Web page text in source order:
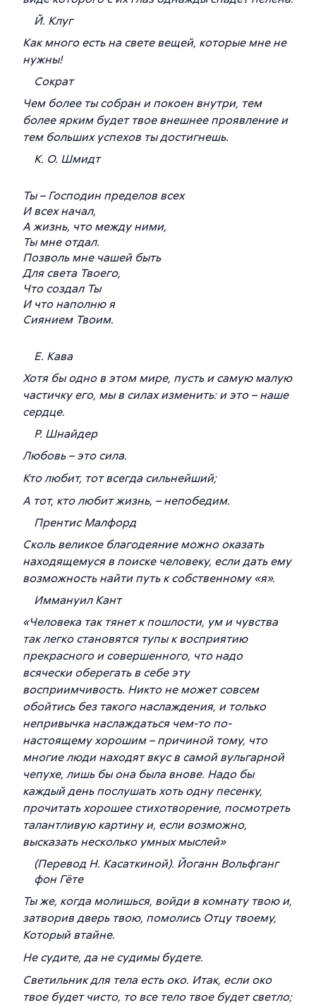
Й. Клуг
Как много есть на свете вещей, которые мне не
нужны!
Сократ
Чем более ты собран и покоен внутри, тем
более ярким будет твое внешнее проявление и
тем больших успехов ты достигнешь.
К. О. Шмидт
Ты – Господин пределов всех
И всех начал,
А жизнь, что между ними,
Ты мне отдал.
Позволь мне чашей быть
Для света Твоего,
Что создал Ты
И что наполню я
Сиянием Твоим.
Е. Кава
Хотя бы одно в этом мире, пусть и самую малую
частичку его, мы в силах изменить: и это – наше
сердце.
Р. Шнайдер
Любовь – это сила.
Кто любит, тот всегда сильнейший;
А тот, кто любит жизнь, – непобедим.
Прентис Малфорд
Сколь великое благодеяние можно оказать
находящемуся в поиске человеку, если дать ему
возможность найти путь к собственному «я».
Иммануил Кант
«Человека так тянет к пошлости, ум и чувства
так легко становятся тупы к восприятию
прекрасного и совершенного, что надо
всячески оберегать в себе эту
восприимчивость. Никто не может совсем
обойтись без такого наслаждения, и только
непривычка наслаждаться чем-то по-
настоящему хорошим – причиной тому, что
многие люди находят вкус в самой вульгарной
чепухе, лишь бы она была внове. Надо бы
каждый день послушать хоть одну песенку,
прочитать хорошее стихотворение, посмотреть
талантливую картину и, если возможно,
высказать несколько умных мыслей»
(Перевод Н. Касаткиной). Йоганн Вольфганг
фон Гёте
Ты же, когда молишься, войди в комнату твою и,
затворив дверь твою, помолись Отцу твоему,
Который втайне.
Не судите, да не судимы будете.
Светильник для тела есть око. Итак, если око
твое будет чисто, то все тело твое будет светло;